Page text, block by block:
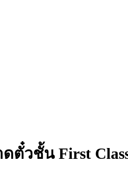
ตั๋วชั้น First